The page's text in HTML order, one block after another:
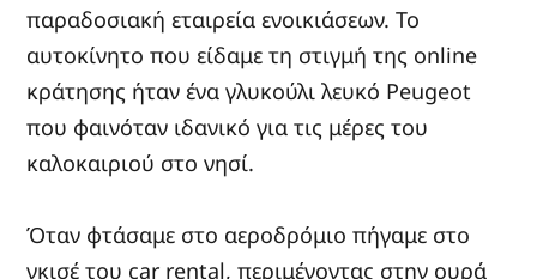
παραδοσιακή εταιρεία ενοικιάσεων. Το
αυτοκίνητο που είδαμε τη στιγμή της online
κράτησης ήταν ένα γλυκούλι λευκό Peugeot
που φαινόταν ιδανικό για τις μέρες του
καλοκαιριού στο νησί.
Όταν φτάσαμε στο αεροδρόμιο πήγαμε στο
γκισέ του car rental, περιμένοντας στην ουρά